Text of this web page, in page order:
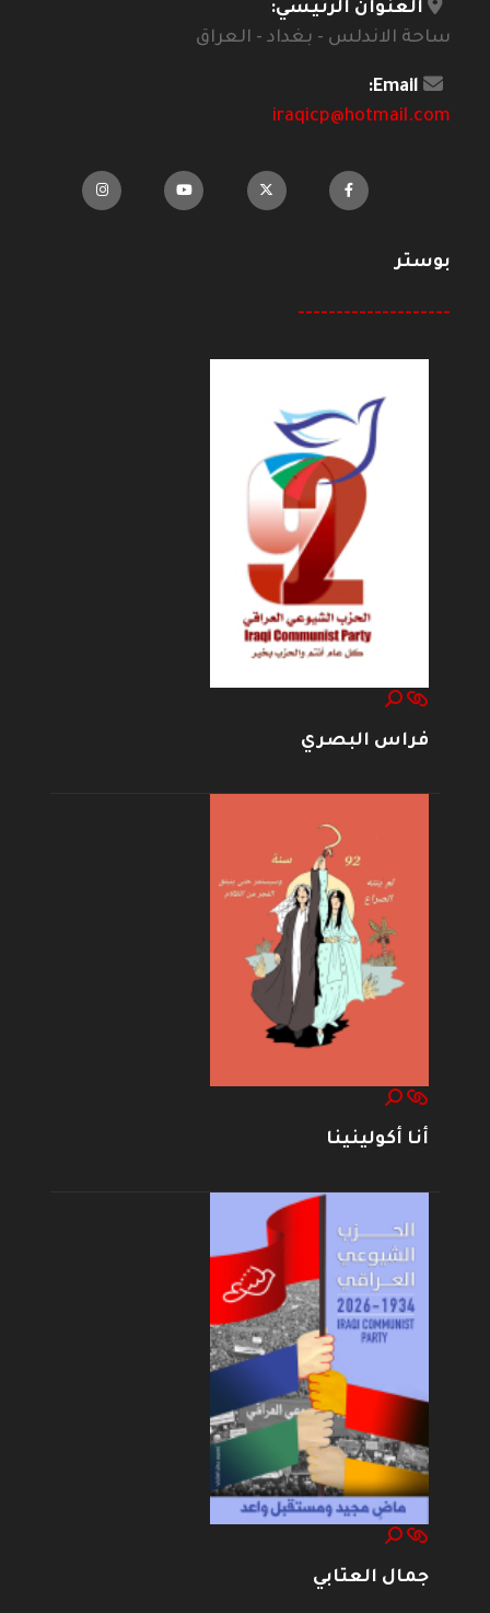
العنوان الرئيسي:
ساحة الاندلس - بغداد - العراق
Email:
iraqicp@hotmail.com
بوستر
--------------------
فراس البصري
أنا أكولينينا
جمال العتابي